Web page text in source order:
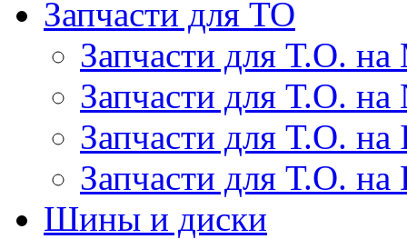
Запчасти для ТО
Запчасти для Т.О. на
Запчасти для Т.О. на
Запчасти для Т.О.
Запчасти для Т.О. на
Шины и диски